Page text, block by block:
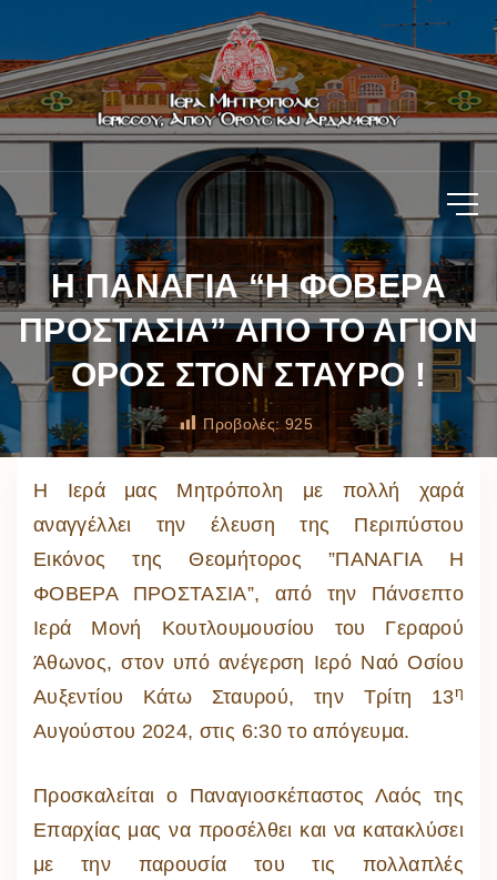
Η ΠΑΝΑΓΙΑ “Η ΦΟΒΕΡΑ
ΠΡΟΣΤΑΣΙΑ” ΑΠΟ ΤΟ ΑΓΙΟΝ
ΟΡΟΣ ΣΤΟΝ ΣΤΑΥΡΟ !
Προβολές: 925
H Ιερά μας Μητρόπολη με πολλή χαρά
αναγγέλλει την έλευση της Περιπύστου
Εικόνος της Θεομήτορος ”ΠΑΝΑΓΙΑ Η
ΦΟΒΕΡΑ ΠΡΟΣΤΑΣΙΑ”, από την Πάνσεπτο
Ιερά Μονή Κουτλουμουσίου του Γεραρού
Άθωνος, στον υπό ανέγερση Ιερό Ναό Οσίου
Αυξεντίου Κάτω Σταυρού, την Τρίτη 13η
Αυγούστου 2024, στις 6:30 το απόγευμα.
Προσκαλείται ο Παναγιοσκέπαστος Λαός της
Επαρχίας μας να προσέλθει και να κατακλύσει
με την παρουσία του τις πολλαπλές